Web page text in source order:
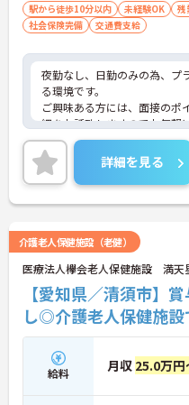
駅から徒歩10分以内 未経験OK 残
社会保険完備
交通費支給
夜勤なし、日勤のみの為、プ
る環境です。
ご興味ある方には、面接のポ
細をお話致しますのでお気軽
詳細を見る
介護老人保健施設（老健）
医療法人欅会老人保健施設 満天
【愛知県／清須市】
し◎介護老人保健施
給料 月収 25.0万